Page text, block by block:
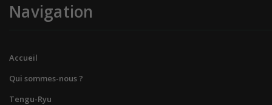
Navigation
Accueil
Qui sommes-nous ?
Tengu-Ryu